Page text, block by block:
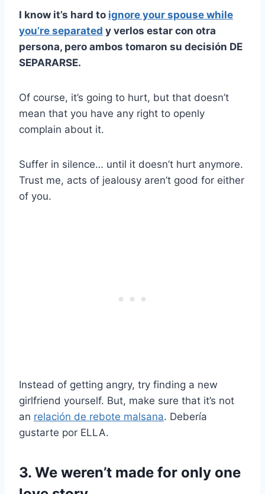
I know it’s hard to ignore your spouse while
you’re separated y verlos estar con otra
persona, pero ambos tomaron su decisión DE
SEPARARSE.
Of course, it’s going to hurt, but that doesn’t
mean that you have any right to openly
complain about it.
Suffer in silence… until it doesn’t hurt anymore.
Trust me, acts of jealousy aren’t good for either
of you.
Instead of getting angry, try finding a new
girlfriend yourself. But, make sure that it’s not
an relación de rebote malsana. Debería
gustarte por ELLA.
3. We weren’t made for only one